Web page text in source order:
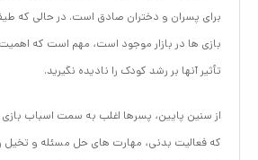
برای پسران و دختران صادق است. در حالی که
بازی ها در بازار موجود است، مهم است که
تأثیر آنها بر رشد کودک را نادیده نگیرید.
از سنین پایین، پسرها اغلب به سمت اسباب
که فعالیت بدنی، مهارت های حل مسئله و تخیل